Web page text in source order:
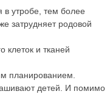
в утробе, тем более
затрудняет родовой
клеток и тканей
планированием.
детей. И помимо